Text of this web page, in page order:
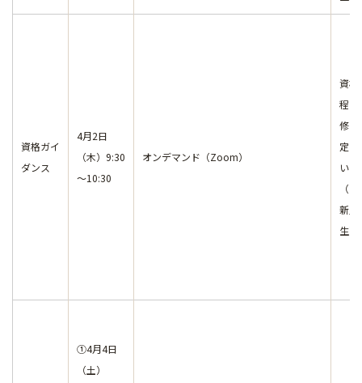
資格ガイ
ダンス
4月2日
（木）9:30
～10:30
オンデマンド（Zoom）
資格
程の
修を
定し
いる
（
新入
生）
①4月4日
（土）